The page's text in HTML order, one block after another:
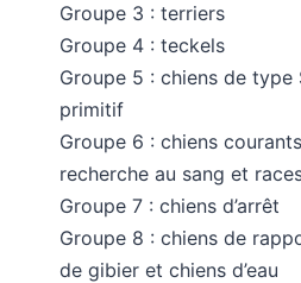
Groupe 3 : terriers
Groupe 4 : teckels
Groupe 5 : chiens de
primitif
Groupe 6 : chiens
recherche au sang et
Groupe 7 : chiens d’arrêt
Groupe 8 : chiens de
de gibier et chiens d’eau